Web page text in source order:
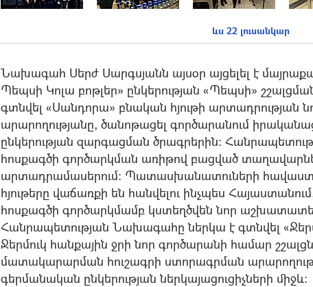
ևս 22 լուսանկար
Նախագահ Սերժ Սարգսյանն այսօր այցելել է
Պեպսի Կոլա բոթլեր» ընկերության «Պեպսի»
գտնվել «Սանդորա» բնական հյութի արտադրության
արարողությանը, ծանոթացել գործարանում
ընկերության զարգացման ծրագրերին:
հոսքագծի գործարկման առիթով բացված
արտադրամասերում: Պատասխանատուների
հյութերը վաճառքի են հանվելու ինչպես
հոսքագծի գործարկմամբ կստեղծվեն նոր
Հանրապետության Նախագահը ներկա է գտնվել
Ջերմուկ հանքային ջրի նոր գործարանի համար
մատակարարման հուշագրի ստորագրման
գերմանական ընկերության ներկայացուցիչների միջև: